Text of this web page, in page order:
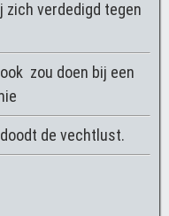
verdedigd tegen
zou doen bij een
de vechtlust.